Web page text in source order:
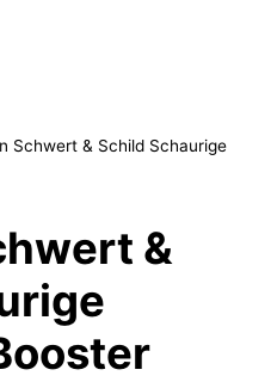
Schwert & Schild Schaurige
&